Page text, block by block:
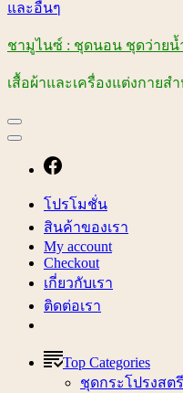
ชามูไนซ์ : ชุดนอน ชุดว่ายน้
เสื้อผ้าและเครื่องแต่งกาย
โปรโมชั่น
สินค้าของเรา
My account
Checkout
เกี่ยวกับเรา
ติดต่อเรา
Top Categories
ชุดกระโปรงสตรี